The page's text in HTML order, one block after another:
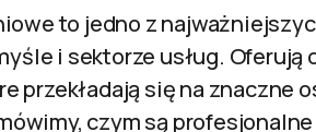
to jedno z
i sektorze usług.
przekładają się na znaczne
czym są